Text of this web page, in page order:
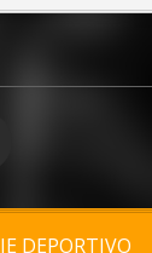
DEPORTIVO